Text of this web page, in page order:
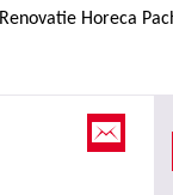
Renovatie Horeca